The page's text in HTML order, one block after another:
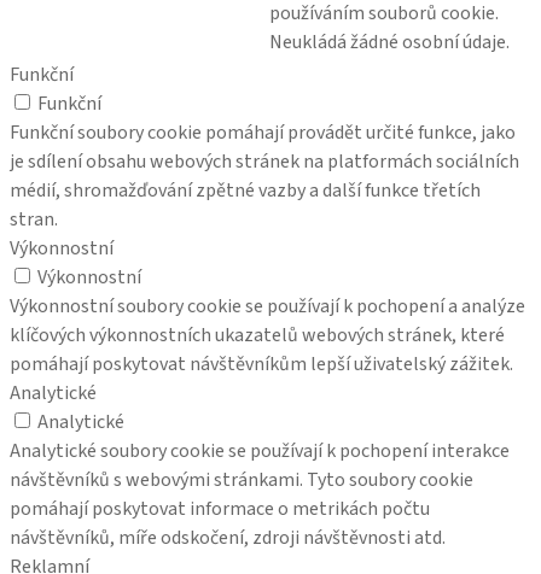
používáním souborů cookie.
Neukládá žádné osobní údaje.
Funkční
Funkční
Funkční soubory cookie pomáhají provádět určité funkce, jako
je sdílení obsahu webových stránek na platformách sociálních
médií, shromažďování zpětné vazby a další funkce třetích
stran.
Výkonnostní
Výkonnostní
Výkonnostní soubory cookie se používají k pochopení a analýze
klíčových výkonnostních ukazatelů webových stránek, které
pomáhají poskytovat návštěvníkům lepší uživatelský zážitek.
Analytické
Analytické
Analytické soubory cookie se používají k pochopení interakce
návštěvníků s webovými stránkami. Tyto soubory cookie
pomáhají poskytovat informace o metrikách počtu
návštěvníků, míře odskočení, zdroji návštěvnosti atd.
Reklamní